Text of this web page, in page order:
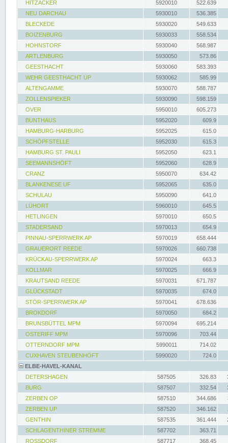
HITZACKER
5920010
522.639
NEU DARCHAU
5930010
536.385
BLECKEDE
5930020
549.633
BOIZENBURG
5930033
558.534
HOHNSTORF
5930040
568.987
ARTLENBURG
5930050
573.86
GEESTHACHT
5930060
583.393
WEHR GEESTHACHT UP
5930062
585.99
ALTENGAMME
5930070
588.787
ZOLLENSPIEKER
5930090
598.159
OVER
5950010
605.273
BUNTHAUS
5952020
609.9
HAMBURG-HARBURG
5952025
615.0
SCHÖPFSTELLE
5952030
615.3
HAMBURG ST. PAULI
5952050
623.1
SEEMANNSHÖFT
5952060
628.9
CRANZ
5950070
634.42
BLANKENESE UF
5952065
635.0
SCHULAU
5950090
641.0
LÜHORT
5960010
645.5
HETLINGEN
5970010
650.5
STADERSAND
5970013
654.9
PINNAU-SPERRWERK AP
5970019
658.444
GRAUERORT REEDE
5970026
660.738
KRÜCKAU-SPERRWERK AP
5970024
663.3
KOLLMAR
5970025
666.9
KRAUTSAND REEDE
5970031
671.787
GLÜCKSTADT
5970035
674.0
STÖR-SPERRWERK AP
5970041
678.636
BROKDORF
5970050
684.2
BRUNSBÜTTEL MPM
5970094
695.214
OSTERIFF MPM
5970096
703.44
OTTERNDORF MPM
5990011
714.02
CUXHAVEN STEUBENHÖFT
5990020
724.0
ELBE-HAVEL-KANAL
DETERSHAGEN
587505 326.83
BURG
587507 332.54
ZERBEN OP
587510 344.686
ZERBEN UP
587520 346.162
GENTHIN
587535 361.444
SCHLAGENTHINER STREMME
587702
363.71
ROSSDORF
587717 368.45